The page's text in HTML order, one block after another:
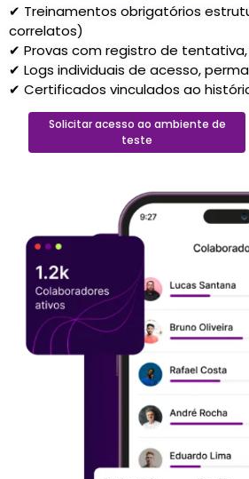
✔ Treinamentos obrigatórios
correlatos)
✔ Provas com registro de
✔ Logs individuais de acesso,
✔ Certificados vinculados ao
Solicitar acesso ao ambiente de
teste